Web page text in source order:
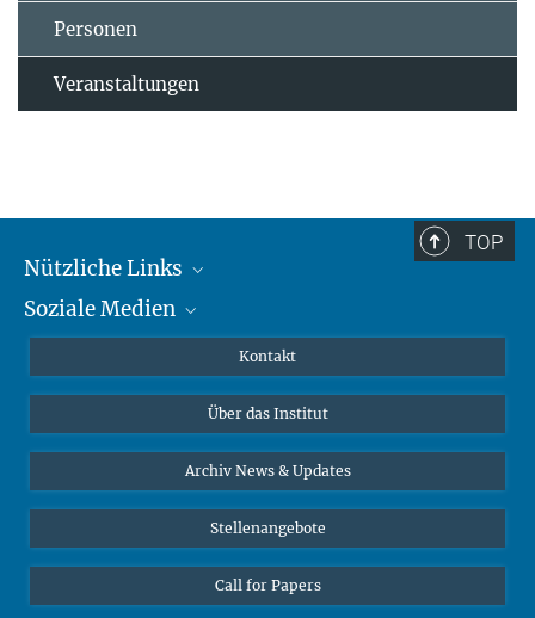
Personen
Veranstaltungen
TOP
Nützliche Links
MMG Alumni Corner
Online-Vorträge
Interviews zum Thema "Diversity"
Soziale Medien
Bluesky
Kontakt
Über das Institut
Archiv News & Updates
Stellenangebote
Call for Papers